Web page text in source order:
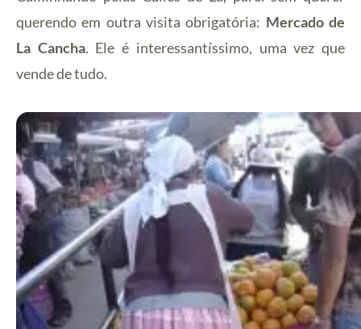
querendo em outra visita obrigatória: Mercado de
La Cancha. Ele é interessantíssimo, uma vez que
vende de tudo.